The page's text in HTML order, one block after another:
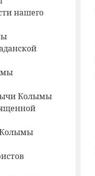
нашего
Колымы
Колымы